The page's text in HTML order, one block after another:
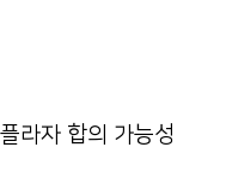
라자 합의 가능성